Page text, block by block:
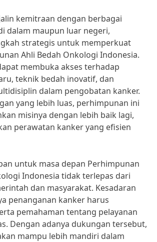
kemitraan dengan berbagai
dalam maupun luar negeri,
strategis untuk memperkuat
Ahli Bedah Onkologi Indonesia.
membuka akses terhadap
teknik bedah inovatif, dan
dalam pengobatan kanker.
yang lebih luas, perhimpunan ini
misinya dengan lebih baik lagi,
perawatan kanker yang efisien
untuk masa depan Perhimpunan
Indonesia tidak terlepas dari
dan masyarakat. Kesadaran
penanganan kanker harus
pemahaman tentang pelayanan
Dengan adanya dukungan tersebut,
mampu lebih mandiri dalam